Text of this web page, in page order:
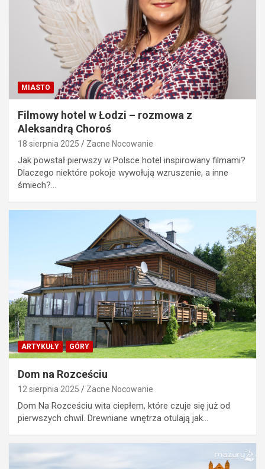
MIASTO
Filmowy hotel w Łodzi – rozmowa z
Aleksandrą Choroś
18 sierpnia 2025 Zacne Nocowanie
Jak powstał pierwszy w Polsce hotel inspirowany filmami?
Dlaczego niektóre pokoje wywołują wzruszenie, a inne
śmiech?…
ARTYKUŁY GÓRY
Dom na Rozceściu
12 sierpnia 2025 Zacne Nocowanie
Dom Na Rozceściu wita ciepłem, które czuje się już od
pierwszych chwil. Drewniane wnętrza otulają jak…